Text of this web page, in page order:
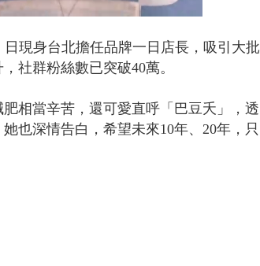
日現身台北擔任品牌一日店長，吸引大批
社群粉絲數已突破40萬。
相當辛苦，還可愛直呼「巴豆夭」，透
也深情告白，希望未來10年、20年，只